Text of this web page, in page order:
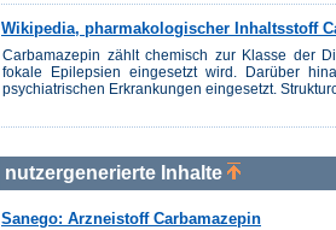
Wikipedia, pharmakologischer Inhaltsstoff
Carbamazepin zählt chemisch zur Klasse der
fokale Epilepsien eingesetzt wird. Darüber
psychiatrischen Erkrankungen eingesetzt.
nutzergenerierte Inhalte
Sanego: Arzneistoff Carbamazepin